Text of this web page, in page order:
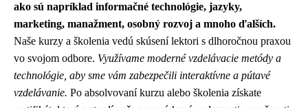
ako sú napríklad informačné technológie, jazyky,
marketing, manažment, osobný rozvoj a mnoho ďalších.
Naše kurzy a školenia vedú skúsení lektori s dlhoročnou praxou
vo svojom odbore. Využívame moderné vzdelávacie metódy a
technológie, aby sme vám zabezpečili interaktívne a pútavé
vzdelávanie. Po absolvovaní kurzu alebo školenia získate